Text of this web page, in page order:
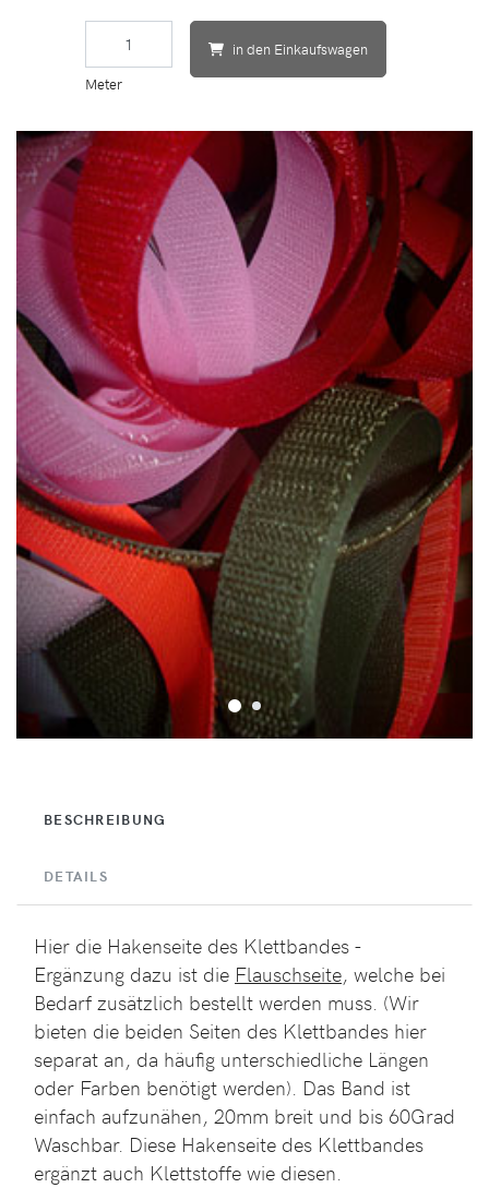
Meter
in den Einkaufswagen
BESCHREIBUNG
DETAILS
Hier die Hakenseite des Klettbandes -
Ergänzung dazu ist die Flauschseite, welche bei
Bedarf zusätzlich bestellt werden muss. (Wir
bieten die beiden Seiten des Klettbandes hier
separat an, da häufig unterschiedliche Längen
oder Farben benötigt werden). Das Band ist
einfach aufzunähen, 20mm breit und bis 60Grad
Waschbar. Diese Hakenseite des Klettbandes
ergänzt auch Klettstoffe wie diesen.